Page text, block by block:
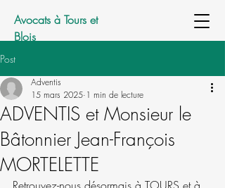
Avocats à Tours et
Blois
Post
ADVENTIS et Monsieur le
Bâtonnier Jean-François
MORTELETTE
Adventis
15 mars 2025 1 min de lecture